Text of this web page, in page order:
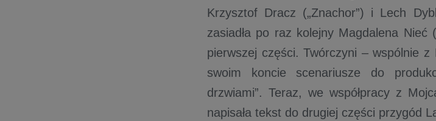
Krzysztof Dracz („Znachor”) i Lech
zasiadła po raz kolejny Magdalena Nieć
pierwszej części. Twórczyni – wspólnie
swoim koncie scenariusze do
drzwiami”. Teraz, we współpracy z
napisała tekst do drugiej części przygód